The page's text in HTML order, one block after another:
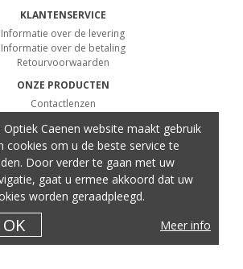
KLANTENSERVICE
Informatie over de levering
Informatie over de betaling
Retourvoorwaarden
ONZE PRODUCTEN
Contactlenzen
Lenzenvloeistof
Alle producten bekijken
Optiek Caenen website maakt gebruik
cookies om u de beste service te
Door verder te gaan met uw
gaat u ermee akkoord dat uw
worden geraadpleegd.
Meer info
OK